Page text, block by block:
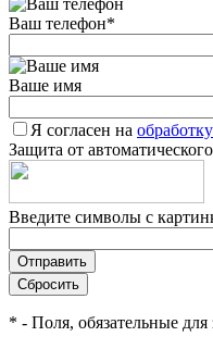
Ваш телефон*
Ваше имя
Я согласен на
Защита от
Введите символы с
* - Поля, обязательные для